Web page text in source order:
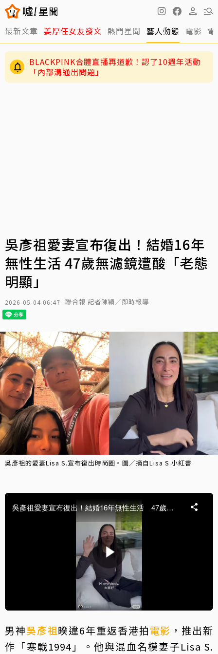
最新文章 姜厚任女友發文 熱門星聞 藝人動態 電影
BLACKPINK合體直播再道歉！認了10週年活動
「內部溝通出問題」
吳彥祖愛妻宣布復出！結婚16年
無性生活 47歲無濾鏡遭酸「老態
明顯」
2026-05-04 06:47 聯合報 記者陳穎／即時報導
吳彥祖的愛妻Lisa S.宣布復出時尚圈。圖／摘自Lisa S.小紅書
男神吳彥祖暌違6年重返香港拍電影 ，推出新
作「寒戰1994」。他與混血名模妻子Lisa S.